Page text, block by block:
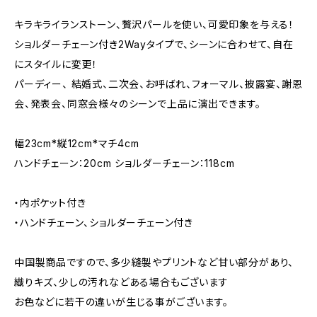
キラキライランストーン、贅沢パールを使い、可愛印象を与える！
ショルダーチェーン付き2Wayタイプで、シーンに合わせて、自在
にスタイルに変更！
パーディー、 結婚式、二次会、お呼ばれ、フォーマル、披露宴、謝恩
会、発表会、同窓会様々のシーンで上品に演出できます。
幅23cm*縦12cm*マチ4cm
ハンドチェーン：20cm ショルダーチェーン：118cm
・内ポケット付き
・ハンドチェーン、ショルダーチェーン付き
中国製商品ですので、多少縫製やプリントなど甘い部分があり、
織りキズ、少しの汚れなどある場合もございます
お色などに若干の違いが生じる事がございます。